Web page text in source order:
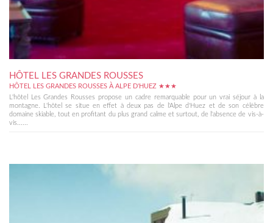
HÔTEL LES GRANDES ROUSSES
HÔTEL LES GRANDES ROUSSES À ALPE D'HUEZ ★★★
L'hôtel Les Grandes Rousses propose un cadre remarquable pour un vrai séjour à la
montagne. L'hôtel se situe en effet à deux pas de l'Alpe d'Huez et de son célèbre
domaine skiable, tout en profitant du plus grand calme et surtout, de l'absence de vis-à-
vis......